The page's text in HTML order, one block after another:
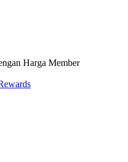
Harga Member